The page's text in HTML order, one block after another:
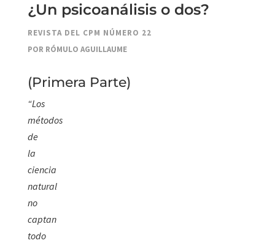
¿Un psicoanálisis o dos?
REVISTA DEL CPM NÚMERO 22
POR RÓMULO AGUILLAUME
(Primera Parte)
“Los
métodos
de
la
ciencia
natural
no
captan
todo